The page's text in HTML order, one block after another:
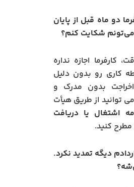
دو ماه قبل از پایان
می‌تونم شکایت کنم؟
کارفرما اجازه نداره
کاری رو بدون دلیل
بدون مدرک و
توانید از طریق هیأت
اشتغال یا دریافت
مطرح کنید.
دیگه تمدید نکرد.